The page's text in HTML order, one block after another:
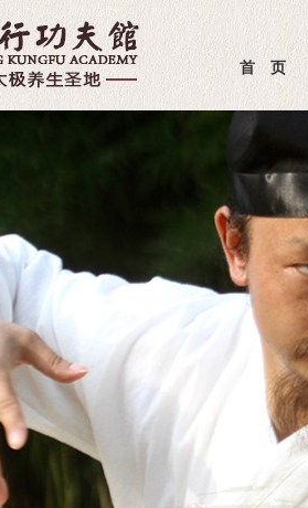
首 页